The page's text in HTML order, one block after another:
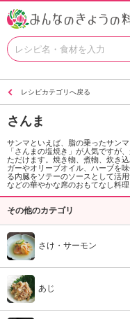
レシピカテゴリへ戻る
さんま
サンマといえば、脂の乗ったサン
「さんまの塩焼き」が人気ですが
ただけます。焼き物、煮物、炊き
ガーやオリーブオイル、ハーブを
る内臓をソテーのソースとして活
などの華やかな席のおもてなし料理
その他のカテゴリ
さけ・サーモン
あじ